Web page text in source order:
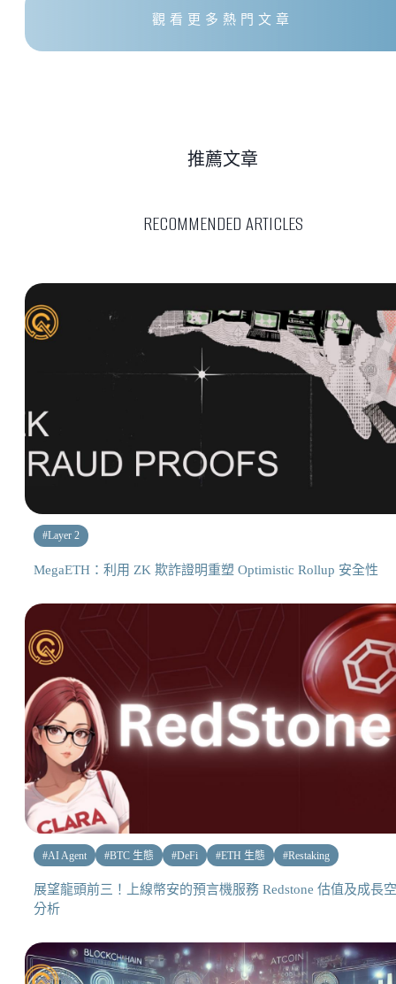
觀看更多熱門文章
RECOMMENDED ARTICLES
推薦文章
#Layer 2
MegaETH：利用 ZK 欺詐證明重塑 Optimistic Rollup 安全性
#AI Agent #BTC 生態 #DeFi #ETH 生態 #Restaking
展望龍頭前三！上線幣安的預言機服務 Redstone 估值及成長
分析